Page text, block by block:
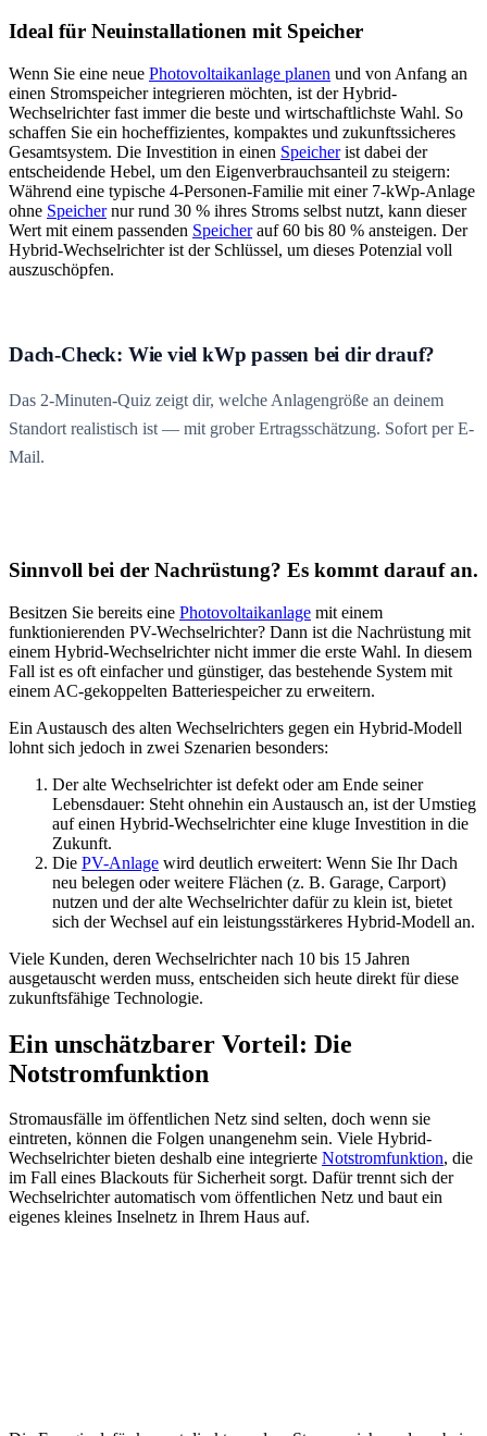
Ideal für Neuinstallationen mit Speicher
Wenn Sie eine neue Photovoltaikanlage planen und von Anfang an
einen Stromspeicher integrieren möchten, ist der Hybrid-
Wechselrichter fast immer die beste und wirtschaftlichste Wahl. So
schaffen Sie ein hocheffizientes, kompaktes und zukunftssicheres
Gesamtsystem. Die Investition in einen Speicherist dabei der
entscheidende Hebel, um den Eigenverbrauchsanteil zu steigern:
Während eine typische 4-Personen-Familie mit einer 7-kWp-Anlage
ohne Speichernur rund 30 % ihres Stroms selbst nutzt, kann dieser
Wert mit einem passenden Speicherauf 60 bis 80 % ansteigen. Der
Hybrid-Wechselrichter ist der Schlüssel, um dieses Potenzial voll
auszuschöpfen.
Dach-Check: Wie viel kWp passen bei dir drauf?
Das 2-Minuten-Quiz zeigt dir, welche Anlagengröße an deinem
Standort realistisch ist — mit grober Ertragsschätzung. Sofort per E-
Mail.
Sinnvoll bei der Nachrüstung? Es kommt darauf an.
Besitzen Sie bereits eine Photovoltaikanlage mit einem
funktionierenden PV-Wechselrichter? Dann ist die Nachrüstung mit
einem Hybrid-Wechselrichter nicht immer die erste Wahl. In diesem
Fall ist es oft einfacher und günstiger, das bestehende System mit
einem AC-gekoppelten Batteriespeicher zu erweitern.
Ein Austausch des alten Wechselrichters gegen ein Hybrid-Modell
lohnt sich jedoch in zwei Szenarien besonders:
Der alte Wechselrichter ist defekt oder am Ende seiner
Lebensdauer: Steht ohnehin ein Austausch an, ist der Umstieg
auf einen Hybrid-Wechselrichter eine kluge Investition in die
Zukunft.
Die PV-Anlage wird deutlich erweitert: Wenn Sie Ihr Dach
neu belegen oder weitere Flächen (z. B. Garage, Carport)
nutzen und der alte Wechselrichter dafür zu klein ist, bietet
sich der Wechsel auf ein leistungsstärkeres Hybrid-Modell an.
Viele Kunden, deren Wechselrichter nach 10 bis 15 Jahren
ausgetauscht werden muss, entscheiden sich heute direkt für diese
zukunftsfähige Technologie.
Ein unschätzbarer Vorteil: Die
Notstromfunktion
Stromausfälle im öffentlichen Netz sind selten, doch wenn sie
eintreten, können die Folgen unangenehm sein. Viele Hybrid-
Wechselrichter bieten deshalb eine integrierte Notstromfunktion, die
im Fall eines Blackouts für Sicherheit sorgt. Dafür trennt sich der
Wechselrichter automatisch vom öffentlichen Netz und baut ein
eigenes kleines Inselnetz in Ihrem Haus auf.